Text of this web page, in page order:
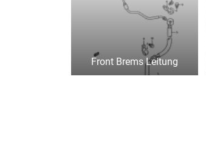
Front Brems Leitung